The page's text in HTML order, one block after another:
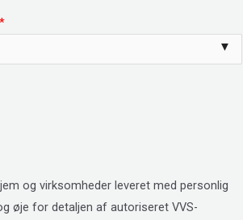
*
og virksomheder leveret med personlig
øje for detaljen af autoriseret VVS-